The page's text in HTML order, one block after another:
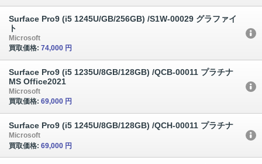
Surface Pro9 (i5 1245U/GB/256GB) /S1W-00029 グラファイ
ト
Microsoft
買取価格: 74,000 円
Surface Pro9 (i5 1235U/8GB/128GB) /QCB-00011 プラチナ
MS Office2021
Microsoft
買取価格: 69,000 円
Surface Pro9 (i5 1245U/8GB/128GB) /QCH-00011 プラチナ
Microsoft
買取価格: 69,000 円